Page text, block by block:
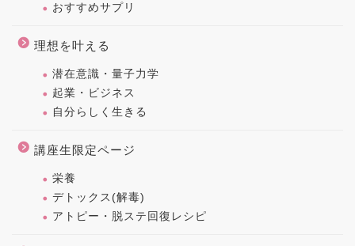
おすすめサプリ
理想を叶える
潜在意識・量子力学
起業・ビジネス
自分らしく生きる
講座生限定ページ
栄養
デトックス(解毒)
アトピー・脱ステ回復レシピ